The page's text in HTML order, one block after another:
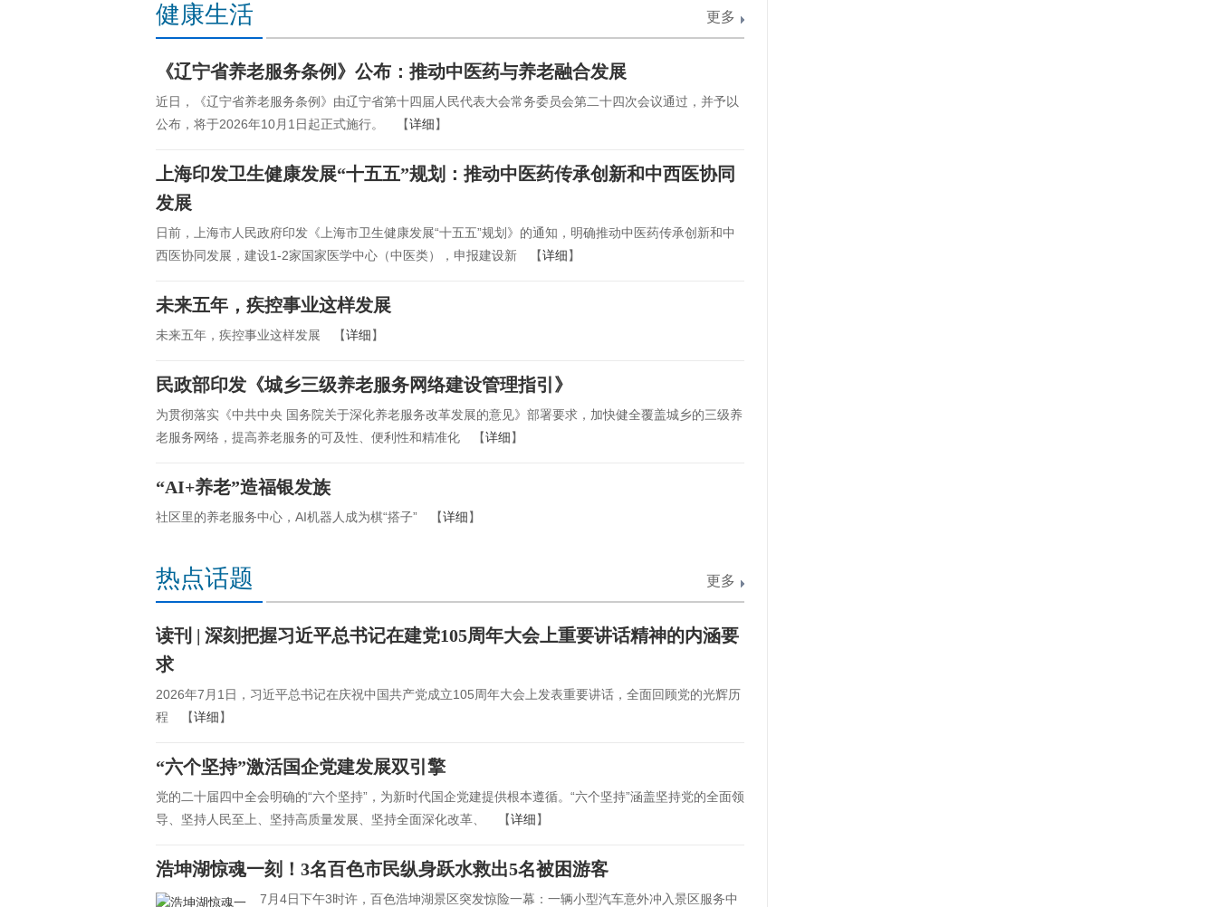
健康生活 更多
《辽宁省养老服务条例》公布：推动中医药与养老融合发展
近日，《辽宁省养老服务条例》由辽宁省第十四届人民代表大会常务委员会第二十四次会议通过，并予以
公布，将于2026年10月1日起正式施行。 【详细】
上海印发卫生健康发展“十五五”规划：推动中医药传承创新和中西医协同
发展
日前，上海市人民政府印发《上海市卫生健康发展“十五五”规划》的通知，明确推动中医药传承创新和中
西医协同发展，建设1-2家国家医学中心（中医类），申报建设新 【详细】
未来五年，疾控事业这样发展
未来五年，疾控事业这样发展 【详细】
民政部印发《城乡三级养老服务网络建设管理指引》
为贯彻落实《中共中央 国务院关于深化养老服务改革发展的意见》部署要求，加快健全覆盖城乡的三级养
老服务网络，提高养老服务的可及性、便利性和精准化 【详细】
“AI+养老”造福银发族
社区里的养老服务中心，AI机器人成为棋“搭子” 【详细】
热点话题 更多
读刊 | 深刻把握习近平总书记在建党105周年大会上重要讲话精神的内涵要
求
2026年7月1日，习近平总书记在庆祝中国共产党成立105周年大会上发表重要讲话，全面回顾党的光辉历
程 【详细】
“六个坚持”激活国企党建发展双引擎
党的二十届四中全会明确的“六个坚持”，为新时代国企党建提供根本遵循。“六个坚持”涵盖坚持党的全面领
导、坚持人民至上、坚持高质量发展、坚持全面深化改革、 【详细】
浩坤湖惊魂一刻！3名百色市民纵身跃水救出5名被困游客
7月4日下午3时许，百色浩坤湖景区突发惊险一幕：一辆小型汽车意外冲入景区服务中